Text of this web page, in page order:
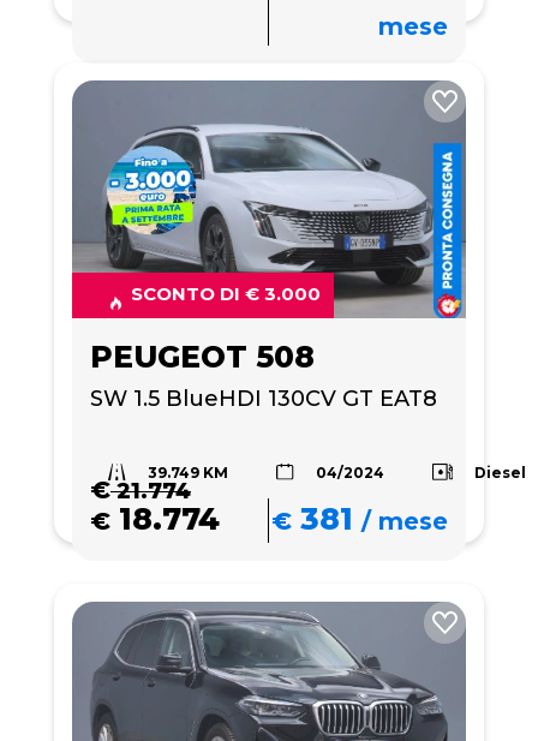
mese
SCONTO DI € 3.000
PEUGEOT 508
SW 1.5 BlueHDI 130CV GT EAT8
39.749 KM 04/2024 Diesel
€21.774
€ 18.774 € 381 /mese